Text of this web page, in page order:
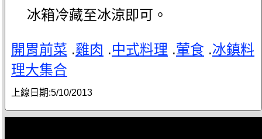
冰箱冷藏至冰涼即可。
開胃前菜 .雞肉 .中式料理 .葷食 .冰鎮料
理大集合
上線日期:5/10/2013